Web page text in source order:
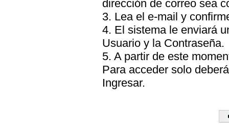
dirección de correo sea
3. Lea el e-mail y
4. El sistema le enviará
Usuario y la Contraseña.
5. A partir de este
Para acceder solo
Ingresar.